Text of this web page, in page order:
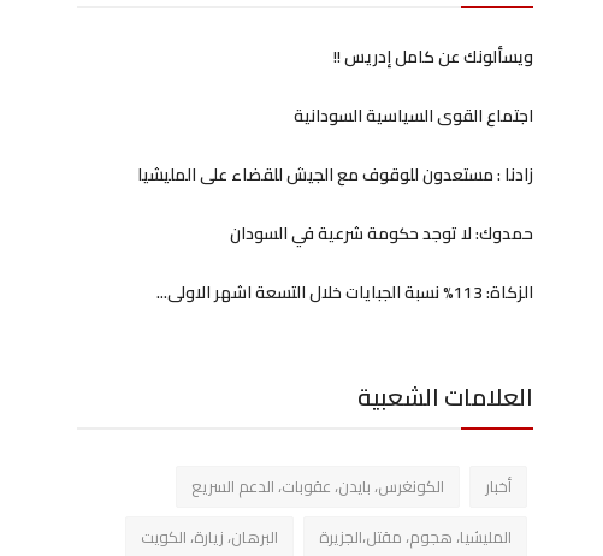
ويسألونك عن كامل إدريس !!
اجتماع القوى السياسية السودانية
زادنا : مستعدون للوقوف مع الجيش للقضاء على المليشيا
حمدوك: لا توجد حكومة شرعية في السودان
الزكاة: 113% نسبة الجبايات خلال التسعة اشهر الاولى...
العلامات الشعبية
أخبار
الكونغرس، بايدن، عقوبات، الدعم السريع
المليشيا، هجوم، مقتل،الجزيرة
البرهان، زيارة، الكويت